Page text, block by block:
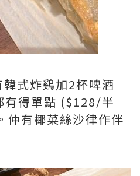
式炸鷄加2杯啤酒
有得單點 ($128/半
仲有椰菜絲沙律作伴